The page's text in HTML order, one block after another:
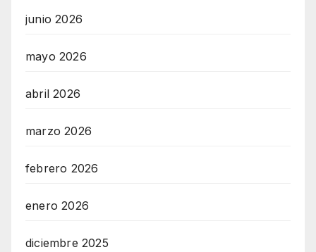
junio 2026
mayo 2026
abril 2026
marzo 2026
febrero 2026
enero 2026
diciembre 2025